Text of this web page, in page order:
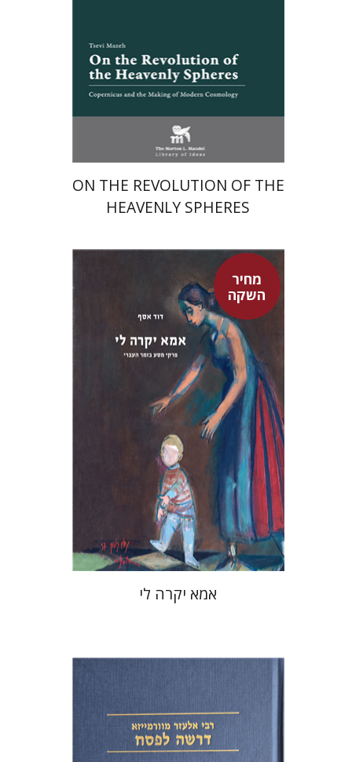
מחיר השקה
ON THE REVOLUTION OF THE
HEAVENLY SPHERES
מחיר
השקהדוד אסף
מחיר השקה
$53
$37
אמא יקרה לי
אלעזר מוורמייזא